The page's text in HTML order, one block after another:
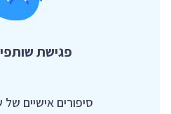
פגישת
סיפורים אישיים